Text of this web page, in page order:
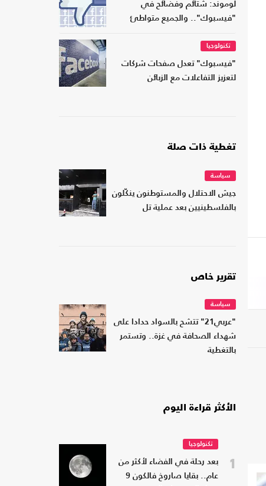
لوموند: شتائم وفضائح في
"فيسبوك".. والجميع متواطئ
تكنولوجيا
"فيسبوك" تعدل صفحات شركات
لتعزيز التفاعلات مع الزبائن
تغطية ذات صلة
سياسة
جيش الاحتلال والمستوطنون ينكّلون
بالفلسطينيين بعد عملية تل
تقرير خاص
سياسة
"عربي21" تتشح بالسواد حدادا على
شهداء الصحافة في غزة.. وتستمر
بالتغطية
الأكثر قراءة اليوم
1
تكنولوجيا
بعد رحلة في الفضاء لأكثر من
عام.. بقايا صاروخ فالكون 9